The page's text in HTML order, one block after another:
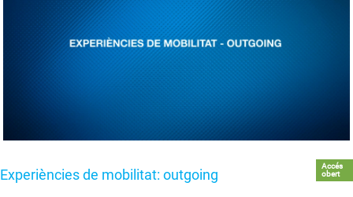
Experiències de mobilitat: outgoing
Accés
obert